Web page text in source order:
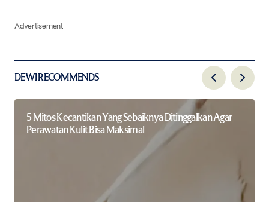
Advertisement
DEWI RECOMMENDS
5 Mitos Kecantikan Yang Sebaiknya Ditinggalkan Agar
Perawatan Kulit Bisa Maksimal